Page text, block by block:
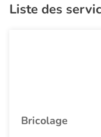
Liste des
Bricolage